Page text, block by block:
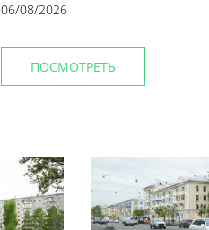
06/08/2026
ПОСМОТРЕТЬ